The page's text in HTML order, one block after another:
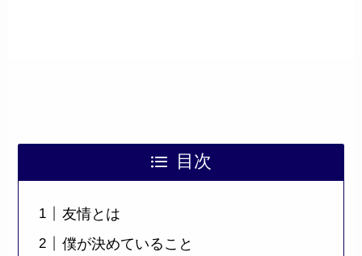
目次
友情とは
僕が決めていること